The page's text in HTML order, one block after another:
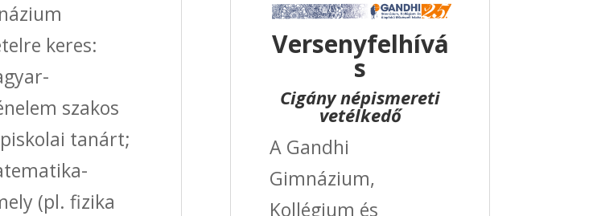
keres:
szakos
tanárt;
(pl. fizika
Versenyfelhívá
s
Cigány népismereti
vetélkedő
A Gandhi
Gimnázium,
Kollégium és